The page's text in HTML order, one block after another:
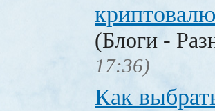
(Блоги -
17:36)
Как